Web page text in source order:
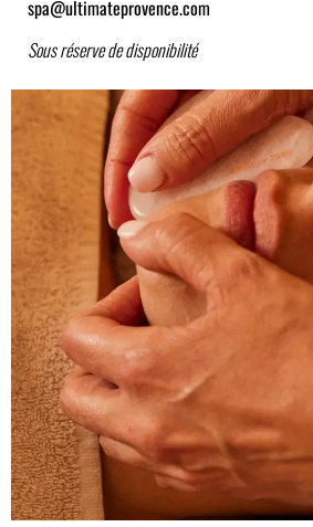
spa@ultimateprovence.com
Sous réserve de disponibilité